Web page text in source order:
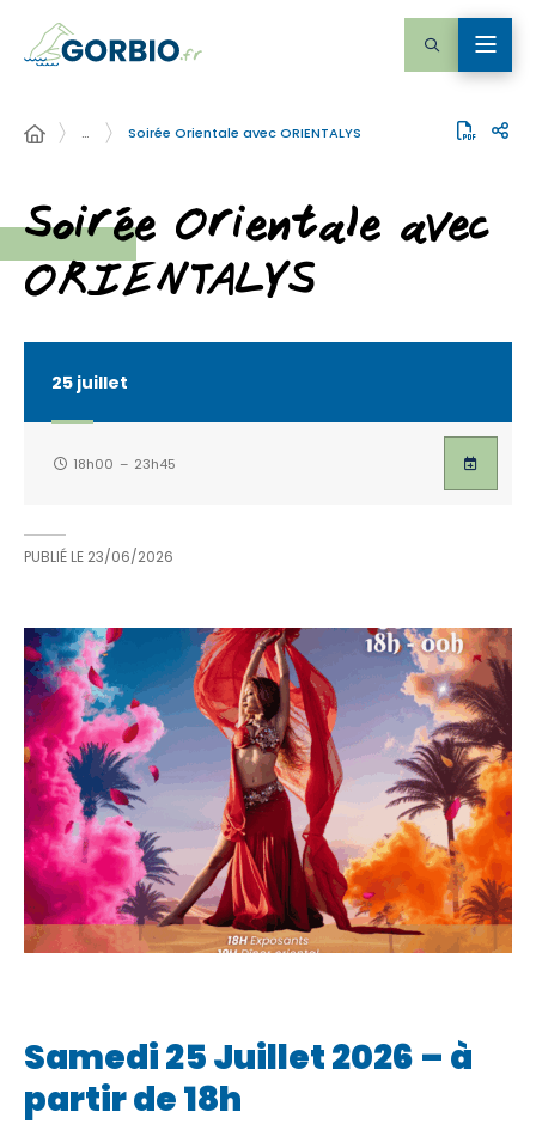
… Soirée Orientale avec ORIENTALYS
Soirée Orientale avec
ORIENTALYS
25 juillet
18h00 – 23h45
PUBLIÉ LE 23/06/2026
Samedi 25 Juillet 2026 – à
partir de 18h